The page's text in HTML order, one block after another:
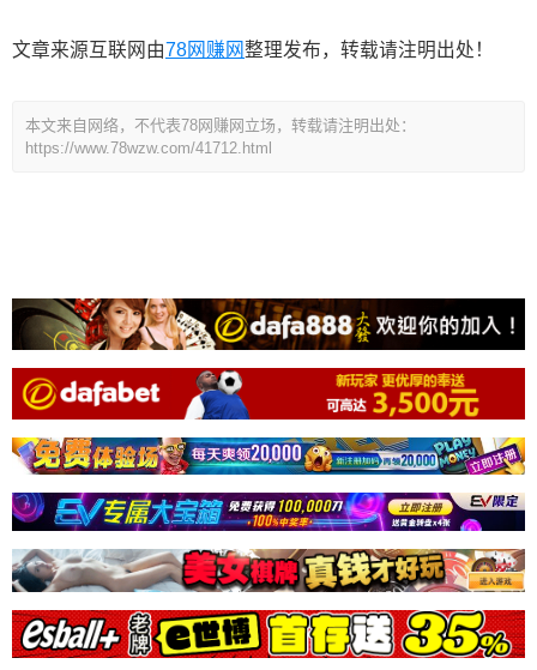
文章来源互联网由78网赚网整理发布，转载请注明出处！
本文来自网络，不代表78网赚网立场，转载请注明出处：
https://www.78wzw.com/41712.html